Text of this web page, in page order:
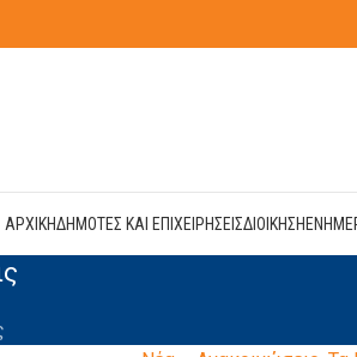
ΑΡΧΙΚΗΔΗΜΟΤΕΣ ΚΑΙ ΕΠΙΧΕΙΡΗΣΕΙΣΔΙΟΙΚΗΣΗ